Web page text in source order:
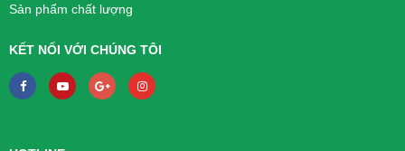
Sản phẩm chất lượng
KẾT NỐI VỚI CHÚNG TÔI